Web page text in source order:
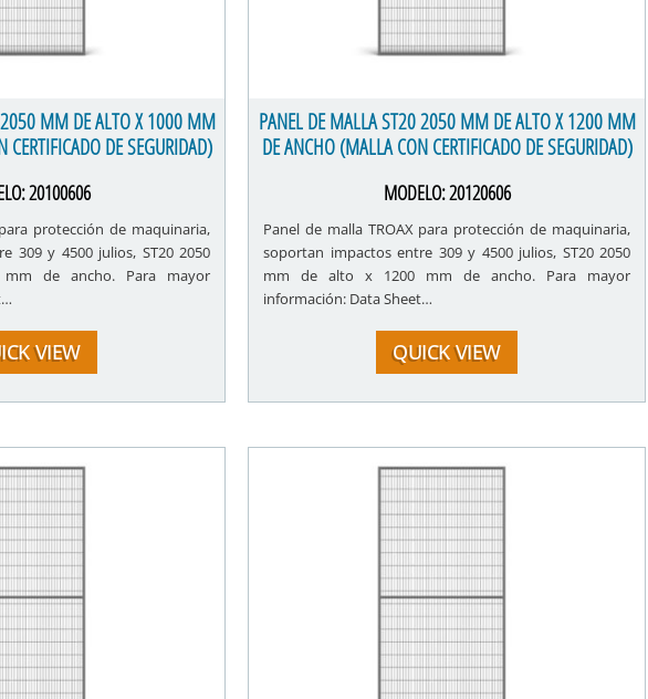
MM DE ALTO X 1000 MM
DE SEGURIDAD)
20100606
protección de maquinaria,
309 y 4500 julios, ST20 2050
de ancho. Para mayor
VIEW
PANEL DE MALLA ST20 2050 MM DE ALTO X 1200 MM
DE ANCHO (MALLA CON CERTIFICADO DE SEGURIDAD)
MODELO:20120606
Panel de malla TROAX para protección de maquinaria,
soportan impactos entre 309 y 4500 julios, ST20 2050
mm de alto x 1200 mm de ancho. Para mayor
información: Data Sheet…
QUICK VIEW